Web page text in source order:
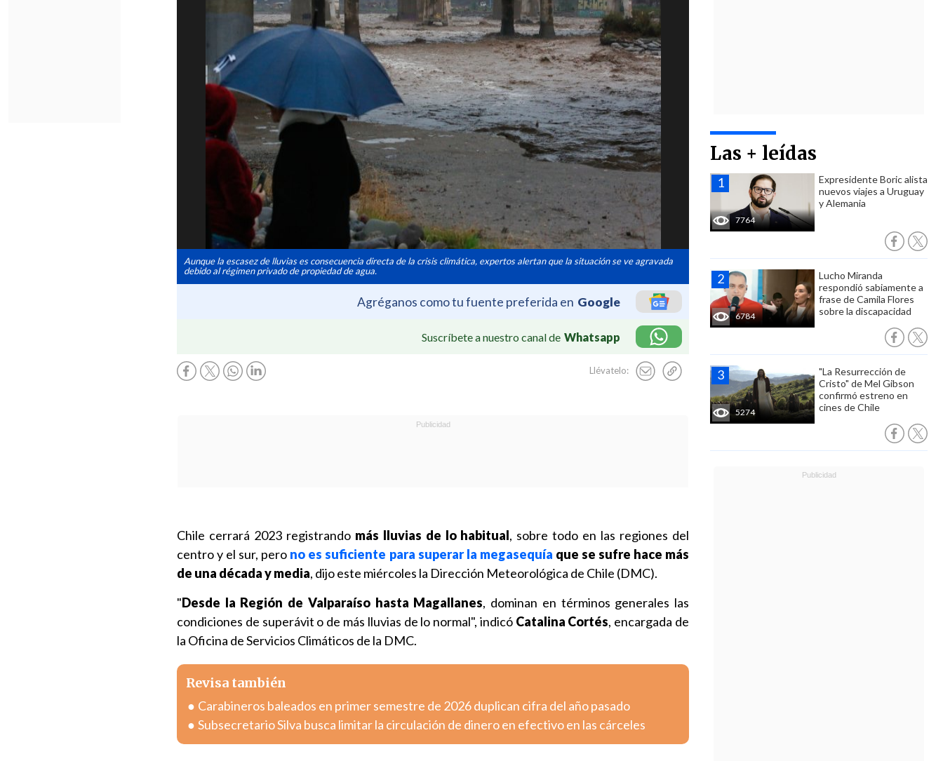
Aunque la escasez de lluvias es consecuencia directa de la crisis climática, expertos alertan que la situación se ve agravada
debido al régimen privado de propiedad de agua.
Agréganos como tu fuente preferida en Google
Suscríbete a nuestro canal de Whatsapp
Llévatelo:
Las + leídas
7764
Expresidente Boric alista
nuevos viajes a Uruguay
y Alemania
6784
Lucho Miranda
respondió sabiamente a
frase de Camila Flores
sobre la discapacidad
5274
"La Resurrección de
Cristo" de Mel Gibson
confirmó estreno en
cines de Chile
Chile cerrará 2023 registrandomás lluvias de lo habitual, sobre todo en las regiones del
centro y el sur, pero no es suficiente para superar la megasequía que se sufre hace más
de una década y media, dijo este miércoles la Dirección Meteorológica de Chile (DMC).
"Desde la Región de Valparaíso hasta Magallanes, dominan en términos generales las
condiciones de superávit o de más lluvias de lo normal", indicó Catalina Cortés, encargada de
la Oficina de Servicios Climáticos de la DMC.
Revisa también
Carabineros baleados en primer semestre de 2026 duplican cifra del año pasado
Subsecretario Silva busca limitar la circulación de dinero en efectivo en las cárceles